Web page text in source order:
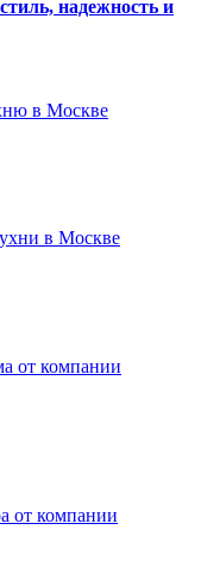
надежность и